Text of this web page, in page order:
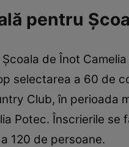
pentru
de Înot
selectarea a 60 de
Club, în perioada
Potec. Înscrierile
120 de persoane.